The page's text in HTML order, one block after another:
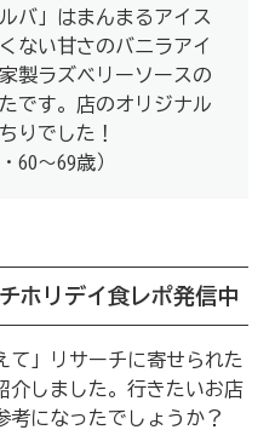
バ」はまんまるアイス
ない甘さのバニラアイ
製ラズベリーソースの
です。店のオリジナル
りでした！
60～69歳）
ホリデイ食レポ発信中
て」リサーチに寄せられた
介しました。行きたいお店
考になったでしょうか？